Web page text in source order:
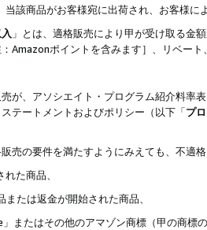
当該商品がお客様宛に出荷され、お客様
」とは、適格販売により甲が受け取る金
Amazonポイントを含みます］、リベー
が、アソシエイト・プログラム紹介料率
テートメントおよびポリシー（以下「プ
売の要件を満たすようにみえても、不適
た商品、
たは返金が開始された商品、
またはその他のアマゾン商標（甲の商